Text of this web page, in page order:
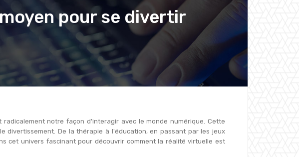
pour se divertir
notre façon d'interagir avec le monde numérique. Cette
divertissement. De la thérapie à l'éducation, en passant par les jeux
cet univers fascinant pour découvrir comment la réalité virtuelle est